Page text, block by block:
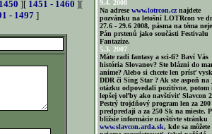
][ 1451 - 1460 ][
- 1497]
9.4. 2008
Na adrese www.lotrcon.cznajdete
pozvánku na letošní LOTRcon ve
27.6 - 29.6 2008, pásma na téma
Pán prstenů jako součásti Festivalu
Fantazize.
5.3. 2007
Máte radi fantasy a sci-fi? Baví Vás
história Slovanov? Ste blázni do
anime? Alebo si chcete len prísť
DDR či Sing Star ? Ak ste aspoň na
otázku odpovedali pozitívne, potom
lepšej voľby ako navštíviť Slavcon
Pestrý trojdňový program len za
predpredaji a za 250 Sk na mieste.
bližsie informácie navštívte stránku
www.slavcon.arda.sk, kde sa môžete